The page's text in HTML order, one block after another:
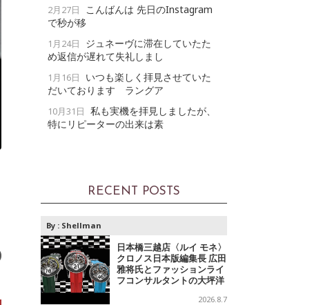
2月27日
こんばんは 先日のInstagram
で秒が移
1月24日
ジュネーヴに滞在していたた
め返信が遅れて失礼しまし
1月16日
いつも楽しく拝見させていた
だいております ラングア
10月31日 私も実機を拝見しましたが、
特にリピーターの出来は素
RECENT POSTS
By : Shellman
日本橋三越店〈ルイ モネ〉
クロノス日本版編集長 広田
雅将氏とファッションライ
フコンサルタントの大坪洋
2026.8.7